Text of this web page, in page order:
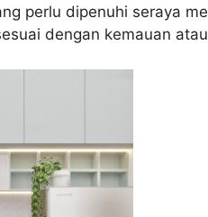
perlu dipenuhi seraya
dengan kemauan